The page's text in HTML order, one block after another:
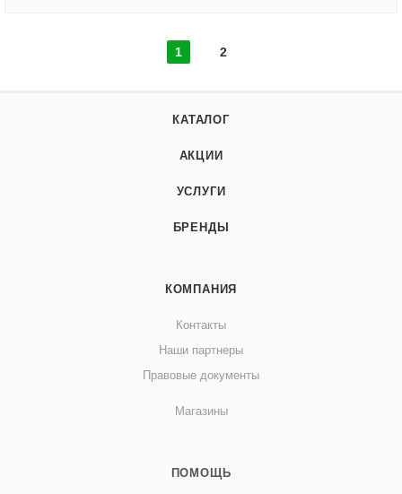
1 2
КАТАЛОГ
АКЦИИ
УСЛУГИ
БРЕНДЫ
КОМПАНИЯ
Контакты
Наши партнеры
Правовые документы
Магазины
ПОМОЩЬ